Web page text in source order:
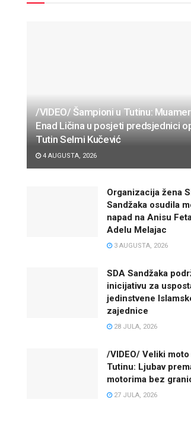
/VIDEO/ Šampioni u Tutinu:
Enad Ličina u posjeti predsjednici
Tutin Selmi Kučević
4 AUGUSTA, 2026
Organizacija žena
Sandžaka osudila
napad na Anisu
Adelu Melajac
3 AUGUSTA, 2026
SDA Sandžaka
inicijativu za
jedinstvene
zajednice
28 JULA, 2026
/VIDEO/ Veliki
Tutinu: Ljubav
motorima bez
27 JULA, 2026